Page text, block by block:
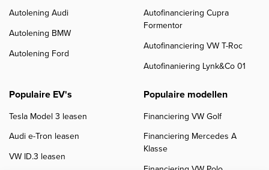
Autolening Audi
Autolening BMW
Autolening Ford
Autofinanciering Cupra
Formentor
Autofinanciering VW T-Roc
Autofinaniering Lynk&Co 01
Populaire EV's
Tesla Model 3 leasen
Audi e-Tron leasen
VW ID.3 leasen
Populaire modellen
Financiering VW Golf
Financiering Mercedes A
Klasse